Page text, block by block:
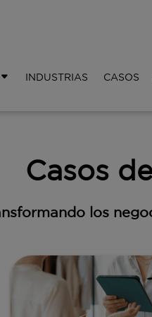
INDUSTRIAS CASOS
Casos
los